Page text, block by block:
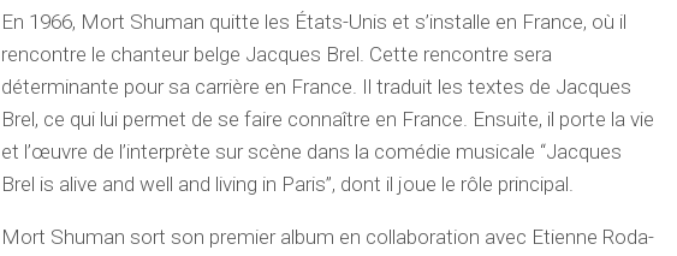
En 1966, Mort Shuman quitte les États-Unis et s’installe en France, où il
rencontre le chanteur belge Jacques Brel. Cette rencontre sera
déterminante pour sa carrière en France. Il traduit les textes de Jacques
Brel, ce qui lui permet de se faire connaître en France. Ensuite, il porte la vie
et l’œuvre de l’interprète sur scène dans la comédie musicale “Jacques
Brel is alive and well and living in Paris”, dont il joue le rôle principal.
Mort Shuman sort son premier album en collaboration avec Etienne Roda-